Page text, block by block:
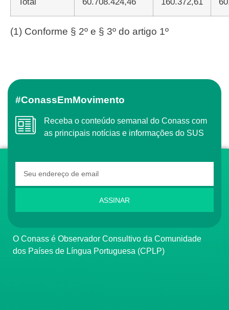
(1) Conforme § 2º e § 3º do artigo 1º
#ConassEmMovimento
Receba o conteúdo semanal do Conass com
as principais notícias e informações do SUS
ASSINAR
O Conass é Observador Consultivo da Comunidade
dos Países de Língua Portuguesa (CPLP)